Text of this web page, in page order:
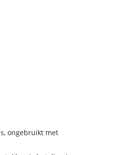
ongebruikt met